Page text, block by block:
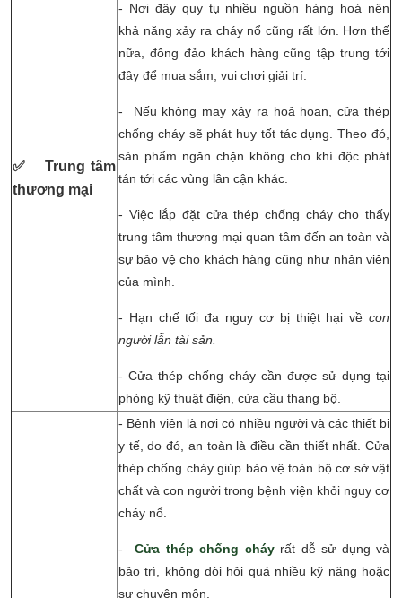
✅ Trung tâm
thương mại
- Nơi đây quy tụ nhiều nguồn hàng hoá nên
khả năng xảy ra cháy nổ cũng rất lớn. Hơn thế
nữa, đông đảo khách hàng cũng tập trung tới
đây để mua sắm, vui chơi giải trí.
- Nếu không may xảy ra hoả hoạn, cửa thép
chống cháy sẽ phát huy tốt tác dụng. Theo đó,
sản phẩm ngăn chặn không cho khí độc phát
tán tới các vùng lân cận khác.
- Việc lắp đặt cửa thép chống cháy cho thấy
trung tâm thương mại quan tâm đến an toàn và
sự bảo vệ cho khách hàng cũng như nhân viên
của mình.
- Hạn chế tối đa nguy cơ bị thiệt hại về con
người lẫn tài sản.
- Cửa thép chống cháy cần được sử dụng tại
phòng kỹ thuật điện, cửa cầu thang bộ.
- Bệnh viện là nơi có nhiều người và các thiết bị
y tế, do đó, an toàn là điều cần thiết nhất. Cửa
thép chống cháy giúp bảo vệ toàn bộ cơ sở vật
chất và con người trong bệnh viện khỏi nguy cơ
cháy nổ.
- Cửa thép chống cháyrất dễ sử dụng và
bảo trì, không đòi hỏi quá nhiều kỹ năng hoặc
sự chuyên môn.